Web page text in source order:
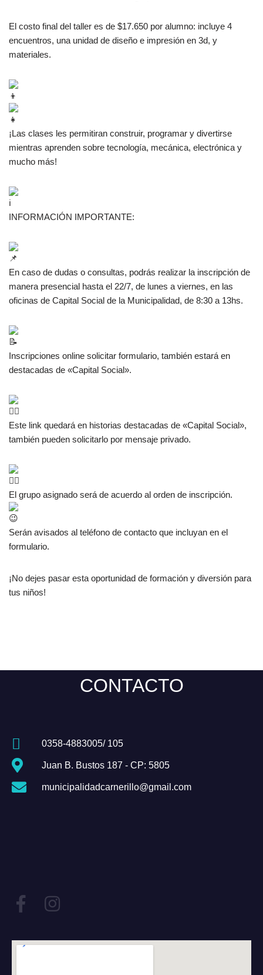
El costo final del taller es de $17.650 por alumno: incluye 4
encuentros, una unidad de diseño e impresión en 3d, y
materiales.
¡Las clases les permitiran construir, programar y divertirse
mientras aprenden sobre tecnología, mecánica, electrónica y
mucho más!
INFORMACIÓN IMPORTANTE:
En caso de dudas o consultas, podrás realizar la inscripción de
manera presencial hasta el 22/7, de lunes a viernes, en las
oficinas de Capital Social de la Municipalidad, de 8:30 a 13hs.
Inscripciones online solicitar formulario, también estará en
destacadas de «Capital Social».
Este link quedará en historias destacadas de «Capital Social»,
también pueden solicitarlo por mensaje privado.
El grupo asignado será de acuerdo al orden de inscripción.
Serán avisados al teléfono de contacto que incluyan en el
formulario.
¡No dejes pasar esta oportunidad de formación y diversión para
tus niños!
CONTACTO
0358-4883005/ 105
Juan B. Bustos 187 - CP: 5805
municipalidadcarnerillo@gmail.com